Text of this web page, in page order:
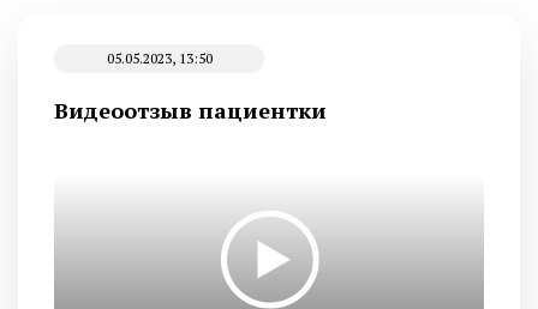
05.05.2023, 13:50
Видеоотзыв пациентки